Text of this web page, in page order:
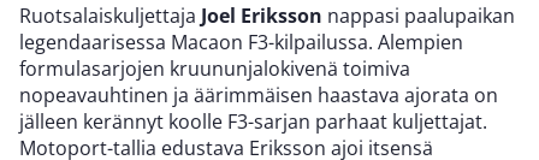
Ruotsalaiskuljettaja Joel Eriksson nappasi paalupaikan
legendaarisessa Macaon F3-kilpailussa. Alempien
formulasarjojen kruununjalokivenä toimiva
nopeavauhtinen ja äärimmäisen haastava ajorata on
jälleen kerännyt koolle F3-sarjan parhaat kuljettajat.
Motoport-tallia edustava Eriksson ajoi itsensä